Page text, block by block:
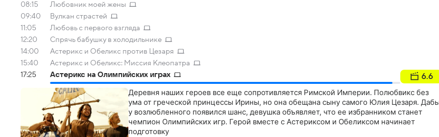
08:15
Любовник моей жены
09:40
Вулкан страстей
11:05
Любовь с первого взгляда
12:20
Спрячь бабушку в холодильнике
14:00
Астерикс и Обеликс против Цезаря
15:40
Астерикс и Обеликс: Миссия Клеопатра
17:25
Астерикс на Олимпийских играх 6.6
Деревня наших героев все еще сопротивляется Римской Империи. Полюбвикс без
ума от греческой принцессы Ирины, но она обещана сыну самого Юлия Цезаря.
у возлюбленного появился шанс, девушка объявляет, что ее избранником станет
чемпион Олимпийских игр. Герой вместе с Астериксом и Обеликсом начинает
подготовку